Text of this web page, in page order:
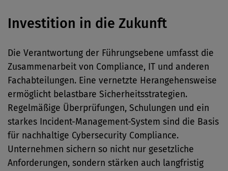
Investition in die Zukunft
Die Verantwortung der Führungsebene umfasst die
Zusammenarbeit von Compliance, IT und anderen
Fachabteilungen. Eine vernetzte Herangehensweise
ermöglicht belastbare Sicherheitsstrategien.
Regelmäßige Überprüfungen, Schulungen und ein
starkes Incident-Management-System sind die Basis
für nachhaltige Cybersecurity Compliance.
Unternehmen sichern so nicht nur gesetzliche
Anforderungen, sondern stärken auch langfristig